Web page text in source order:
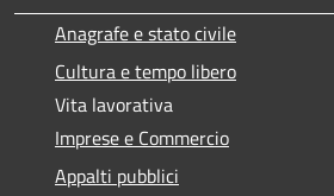
Anagrafe e stato civile
Cultura e tempo libero
Vita lavorativa
Imprese e Commercio
Appalti pubblici